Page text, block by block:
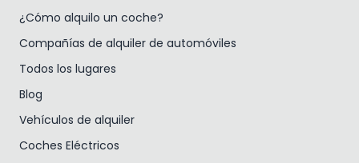
¿Cómo alquilo un coche?
Compañías de alquiler de automóviles
Todos los lugares
Blog
Vehículos de alquiler
Coches Eléctricos